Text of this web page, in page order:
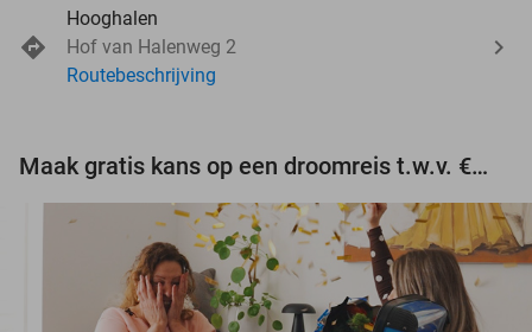
Hooghalen
Hof van Halenweg 2
Routebeschrijving
Maak gratis kans op een droomreis t.w.v. €3.000!